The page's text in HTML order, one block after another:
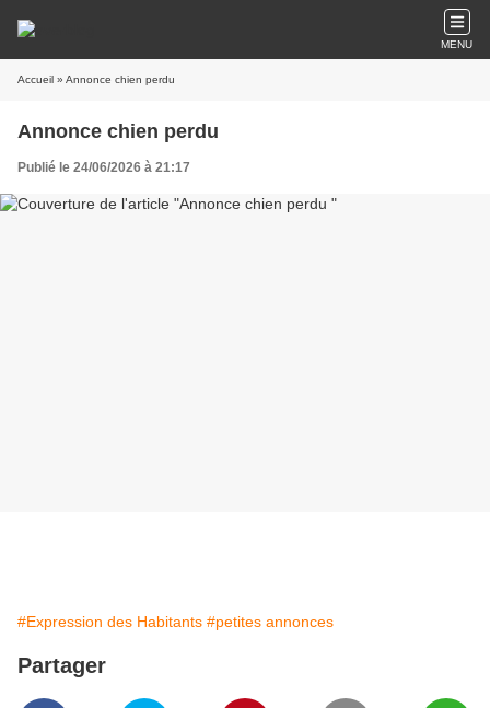
MENU
Accueil » Annonce chien perdu
Annonce chien perdu
Publié le 24/06/2026 à 21:17
#Expression des Habitants #petites annonces
Partager